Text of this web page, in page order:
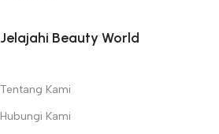
Jelajahi Beauty World
Tentang Kami
Hubungi Kami